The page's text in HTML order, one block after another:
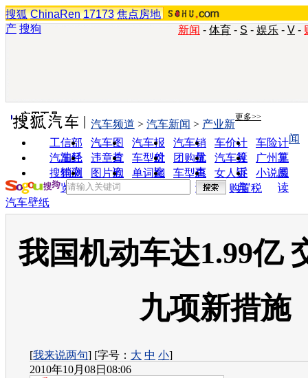
搜狐 ChinaRen 17173 焦点房地
产 搜狗 新闻 - 体育 - S - 娱乐 - V -
实用工具 更多>>
工信部
油耗
汽车图
片
汽车报
价
汽车销
量
车价计
算
车险计
算
汽车经
销商
违章查
询
车型对
比
团购优
惠
汽车投
诉
广州车
展
搜狗浏
览器
图片欣
赏
单词翻
车型查
询
女人宝
典
小说阅
读
汽车频道 > 汽车新闻 > 产业新
闻
购置税
汽车壁纸
我国机动车达1.99亿
九项新措施
[我来说两句] [字号： 大 中 小]
2010年10月08日08:06